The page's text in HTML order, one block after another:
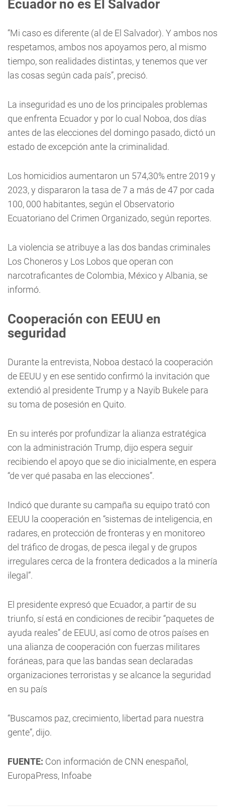
Ecuador no es El Salvador
“Mi caso es diferente (al de El Salvador). Y ambos nos
respetamos, ambos nos apoyamos pero, al mismo
tiempo, son realidades distintas, y tenemos que ver
las cosas según cada país”, precisó.
La inseguridad es uno de los principales problemas
que enfrenta Ecuador y por lo cual Noboa, dos días
antes de las elecciones del domingo pasado, dictó un
estado de excepción ante la criminalidad.
Los homicidios aumentaron un 574,30% entre 2019 y
2023, y dispararon la tasa de 7 a más de 47 por cada
100, 000 habitantes, según el Observatorio
Ecuatoriano del Crimen Organizado, según reportes.
La violencia se atribuye a las dos bandas criminales
Los Choneros y Los Lobos que operan con
narcotraficantes de Colombia, México y Albania, se
informó.
Cooperación con EEUU en
seguridad
Durante la entrevista, Noboa destacó la cooperación
de EEUU y en ese sentido confirmó la invitación que
extendió al presidente Trump y a Nayib Bukele para
su toma de posesión en Quito.
En su interés por profundizar la alianza estratégica
con la administración Trump, dijo espera seguir
recibiendo el apoyo que se dio inicialmente, en espera
“de ver qué pasaba en las elecciones”.
Indicó que durante su campaña su equipo trató con
EEUU la cooperación en “sistemas de inteligencia, en
radares, en protección de fronteras y en monitoreo
del tráfico de drogas, de pesca ilegal y de grupos
irregulares cerca de la frontera dedicados a la minería
ilegal”.
El presidente expresó que Ecuador, a partir de su
triunfo, sí está en condiciones de recibir “paquetes de
ayuda reales” de EEUU, así como de otros países en
una alianza de cooperación con fuerzas militares
foráneas, para que las bandas sean declaradas
organizaciones terroristas y se alcance la seguridad
en su país
“Buscamos paz, crecimiento, libertad para nuestra
gente”, dijo.
FUENTE: Con información de CNN enespañol,
EuropaPress, Infoabe